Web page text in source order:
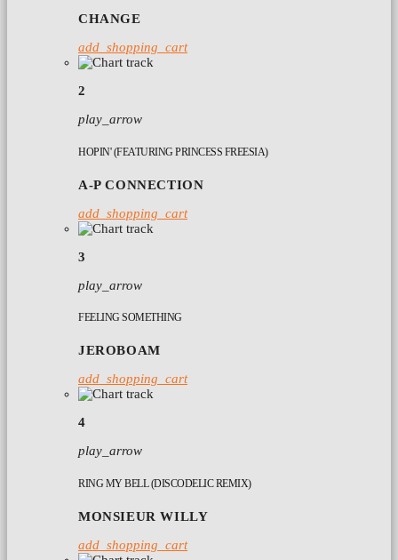
CHANGE
add_shopping_cart
2
play_arrow
HOPIN' (FEATURING PRINCESS FREESIA)
A-P CONNECTION
add_shopping_cart
3
play_arrow
FEELING SOMETHING
JEROBOAM
add_shopping_cart
4
play_arrow
RING MY BELL (DISCODELIC REMIX)
MONSIEUR WILLY
add_shopping_cart